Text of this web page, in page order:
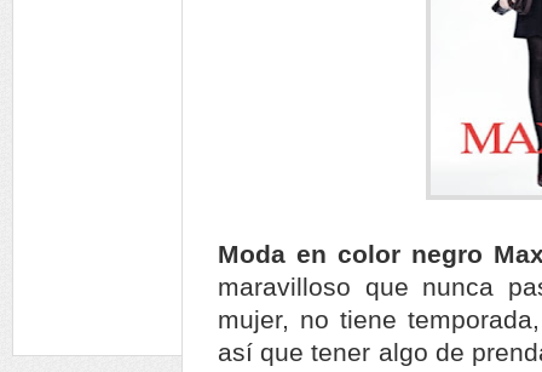
Moda en color negro
maravilloso que nunca
mujer, no tiene
así que tener algo de